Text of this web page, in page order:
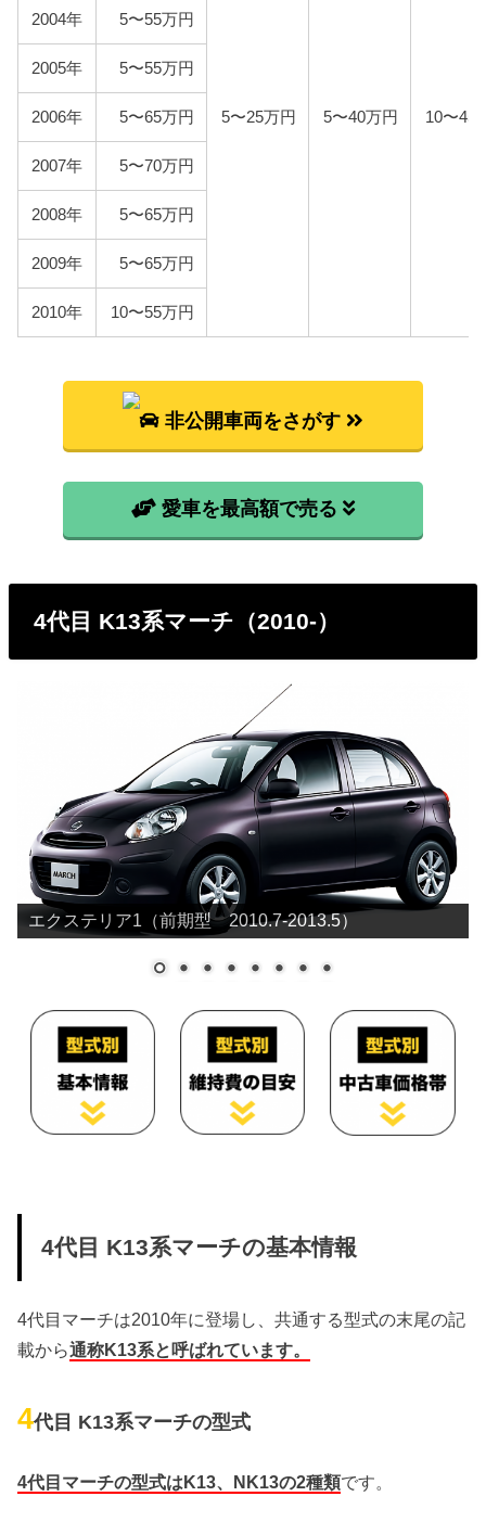
自賠責
責の金額は10,775円となります。
燃料代
年間10,000km走行、レギュラー1Lあたり130円を前
提条件として、基本情報で説明した型式ごとの使用
す。
型式
AK12
BNK12
YK12 98,500円
5〜25万円 5〜40万円 10〜45
2004年 5〜55万円
2005年 5〜55万円
2006年 5〜65万円
2007年 5〜70万円
2008年 5〜65万円
2009年 5〜65万円
2010年 10〜55万円
非公開車両をさがす
愛車を最高額で売る
4代目 K13系マーチ（2010-）
エクステリア1（前期型 2010.7-2013.5）
4代目 K13系マーチの基本情報
4代目マーチは2010年に登場し、共通する型式の末尾の記
載から通称K13系と呼ばれています。
4代目 K13系マーチの型式
4代目マーチの型式はK13、NK13の2種類です。